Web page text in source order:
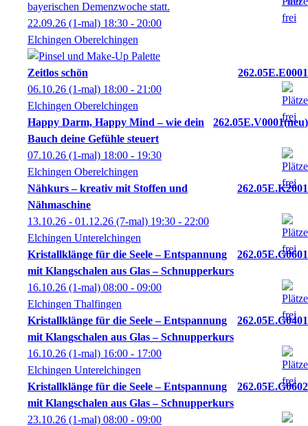
bayerischen Demenzwoche statt.
22.09.26 (1-mal) 18:30 - 20:00
Elchingen Oberelchingen
Zeitlos schön
262.05E.E0001
06.10.26 (1-mal) 18:00 - 21:00
Elchingen Oberelchingen
Happy Darm, Happy Mind – wie dein
Bauch deine Gefühle steuert
262.05E.V0001 neu
07.10.26 (1-mal) 18:00 - 19:30
Elchingen Oberelchingen
Nähkurs – kreativ mit Stoffen und
Nähmaschine
262.05E.K2001
13.10.26 - 01.12.26 (7-mal) 19:30 - 22:00
Elchingen Unterelchingen
Kristallklänge für die Seele – Entspannung
mit Klangschalen aus Glas – Schnupperkurs
262.05E.G0601
16.10.26 (1-mal) 08:00 - 09:00
Elchingen Thalfingen
Kristallklänge für die Seele – Entspannung
mit Klangschalen aus Glas – Schnupperkurs
262.05E.G0401
16.10.26 (1-mal) 16:00 - 17:00
Elchingen Unterelchingen
Kristallklänge für die Seele – Entspannung
mit Klangschalen aus Glas – Schnupperkurs
262.05E.G0602
23.10.26 (1-mal) 08:00 - 09:00